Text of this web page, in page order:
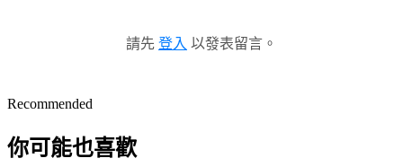
請先 登入 以發表留言。
Recommended
你可能也喜歡